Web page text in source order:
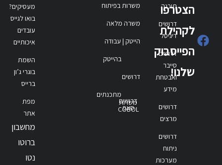
הצטרפו
לקהילת
הפייסבוק
שלנו!
תוכנה
דרושים
דיגיטל
דרושים
סייבר
ואבטחת
מידע
דרושים
מרצים
דרושים
ניתוח
מערכות
משרות בפיתוח
משרה מלאה
הייטק | עבודה
בהייטק
דרושים
מתכנתים
דרושים
סאפ
משרות
COBOL
מעסיקים?
בואו לגייס
עובדים
איכותיים
השמת
בוגרי ג’ון
ברייס
מפת
אתר
מחשבון
ברוטו
נטו